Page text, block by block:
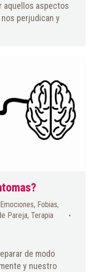
aquellos aspectos
perjudican y
Emociones, Fobias,
Pareja, Terapia
de modo
y nuestro